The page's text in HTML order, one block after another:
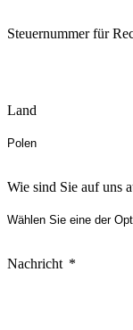
Steuernummer für
Land
Wie sind Sie auf uns
Nachricht